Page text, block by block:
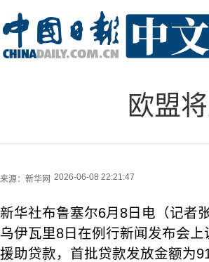
欧盟
来源： 新华网 2026-06-08 22:21:47
新华社布鲁塞尔6月8日电（记者
乌伊瓦里8日在例行新闻发布会
援助贷款，首批贷款发放金额为